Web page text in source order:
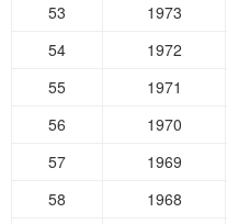
53
1973
54
1972
55
1971
56
1970
57
1969
58
1968